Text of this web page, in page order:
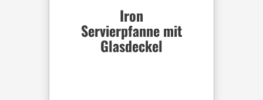
Iron
Servierpfanne mit
Glasdeckel